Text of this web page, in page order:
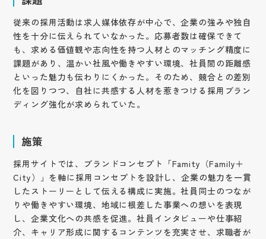
従来の採用活動は求人媒体依存が中心で、企業の強みや独自
性を十分に伝えられていなかった。応募者数は確保できて
も、求める価値観や志向性を持つ人材とのマッチング精度に
課題があり、温かい社風や働きやすい環境、社員間の距離感
といった魅力も伝わりにくかった。そのため、競合との差別
化を図りつつ、自社に共感する人材を惹きつける採用ブラン
ディング強化が求められていた。
施策
採用サイトでは、ブランドコンセプト「Famity（Family＋
City）」を軸に採用コンセプトを設計し、企業の魅力を一貫
したストーリーとして伝える構成に実施。社員同士のつなが
りや働きやすい環境、地域に根差した事業への想いを表現
し、企業文化への共感を促進。社員インタビューや仕事紹
介、キャリア形成に関するコンテンツを充実させ、求職者が